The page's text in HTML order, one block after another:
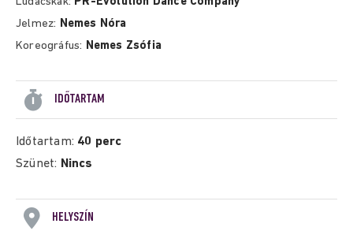
Jelmez: Nemes Nóra
Koreográfus: Nemes Zsófia
IDŐTARTAM
Időtartam: 40 perc
Szünet: Nincs
HELYSZÍN